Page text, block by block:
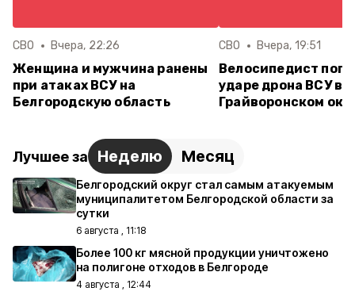
СВО Вчера, 22:26
Женщина и мужчина ранены
при атаках ВСУ на
Белгородскую область
СВО Вчера, 19:51
Велосипедист
ударе дрона ВСУ в
Грайворонском
Лучшее за Неделю Месяц
Белгородский округ стал самым атакуемым
муниципалитетом Белгородской области за
сутки
6 августа , 11:18
Более 100 кг мясной продукции уничтожено
на полигоне отходов в Белгороде
4 августа , 12:44